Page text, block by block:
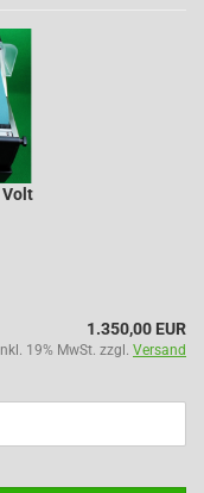
Volt
1.350,00 EUR
19% MwSt. zzgl. Versand